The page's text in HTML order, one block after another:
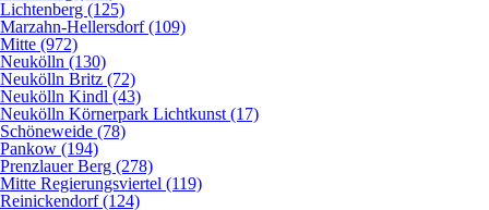
Lichtenberg (125)
Marzahn-Hellersdorf (109)
Mitte (972)
Neukölln (130)
Neukölln Britz (72)
Neukölln Kindl (43)
Neukölln Körnerpark Lichtkunst (17)
Schöneweide (78)
Pankow (194)
Prenzlauer Berg (278)
Mitte Regierungsviertel (119)
Reinickendorf (124)